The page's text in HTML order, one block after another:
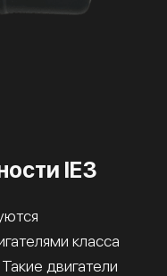
IE3
класса
двигатели